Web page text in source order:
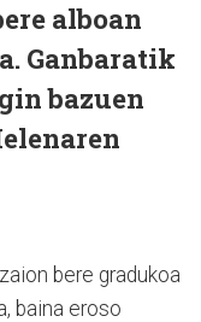
alboan
Ganbaratik
bazuen
bere gradukoa
baina eroso